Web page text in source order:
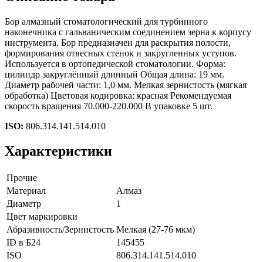
Бор алмазный стоматологический для турбинного
наконечника с гальваническим соединением зерна к корпусу
инструмента. Бор предназначен для раскрытия полости,
формирования отвесных стенок и закругленных уступов.
Используется в ортопедической стоматологии. Форма:
цилиндр закруглённый длинный Общая длина: 19 мм.
Диаметр рабочей части: 1,0 мм. Мелкая зернистость (мягкая
обработка) Цветовая кодировка: красная Рекомендуемая
скорость вращения 70.000-220.000 В упаковке 5 шт.
ISO: 806.314.141.514.010
Характеристики
Прочие
Материал
Алмаз
Диаметр
1
Цвет маркировки
Абразивность/Зернистость Мелкая (27-76 мкм)
ID в Б24
145455
ISO
806.314.141.514.010